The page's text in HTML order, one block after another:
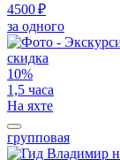
4500 ₽
за одного
скидка
10%
1,5 часа
На яхте
групповая